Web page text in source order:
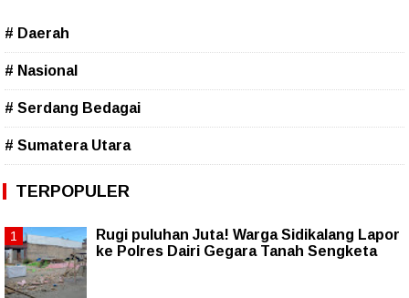
# Daerah
# Nasional
# Serdang Bedagai
# Sumatera Utara
TERPOPULER
Rugi puluhan Juta! Warga Sidikalang Lapor
ke Polres Dairi Gegara Tanah Sengketa